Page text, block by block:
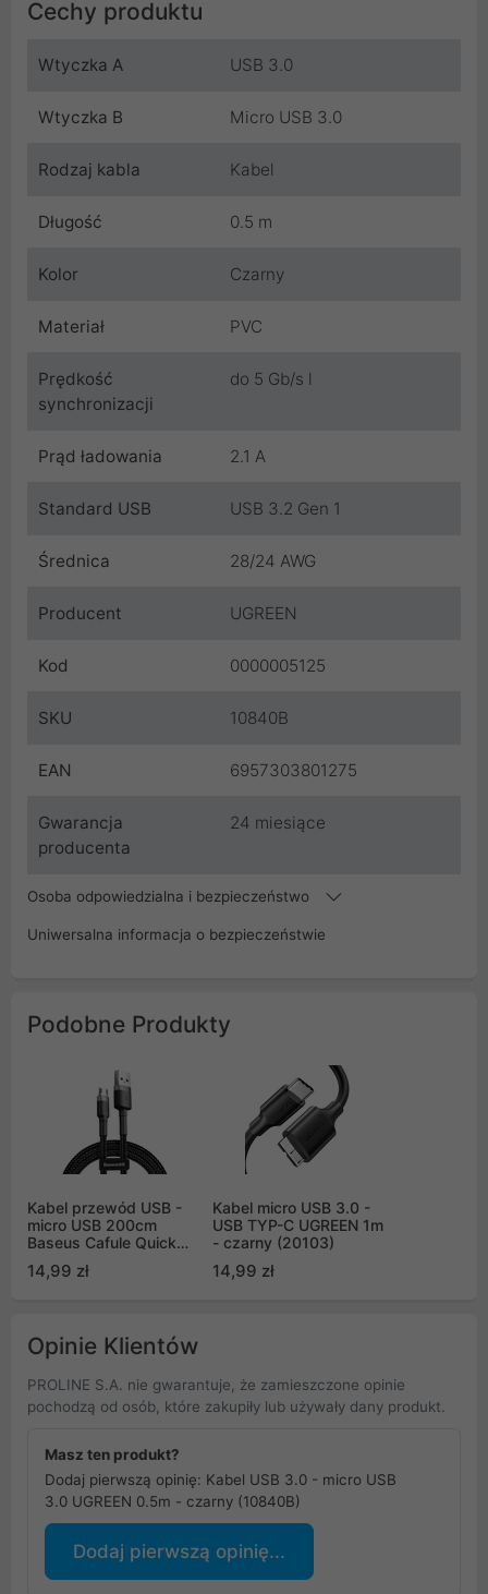
Cechy produktu
Wtyczka A USB 3.0
Wtyczka B Micro USB 3.0
Rodzaj kabla Kabel
Długość 0.5 m
Kolor Czarny
Materiał PVC
Prędkość
synchronizacji
do 5 Gb/s l
Prąd ładowania 2.1 A
Standard USB USB 3.2 Gen 1
Średnica 28/24 AWG
Producent UGREEN
Kod 0000005125
SKU 10840B
EAN 6957303801275
Gwarancja
producenta
24 miesiące
Osoba odpowiedzialna i bezpieczeństwo
Uniwersalna informacja o bezpieczeństwie
Podobne Produkty
Kabel przewód USB -
micro USB 200cm
Baseus Cafule Quick
szybkiego ładowania -
14,99 zł
Kabel micro USB 3.0 -
USB TYP-C UGREEN 1m
- czarny (20103)
14,99 zł
Opinie Klientów
PROLINE S.A. nie gwarantuje, że zamieszczone opinie
pochodzą od osób, które zakupiły lub używały dany produkt.
Masz ten produkt?
Dodaj pierwszą opinię: Kabel USB 3.0 - micro USB
3.0 UGREEN 0.5m - czarny (10840B)
Dodaj pierwszą opinię...